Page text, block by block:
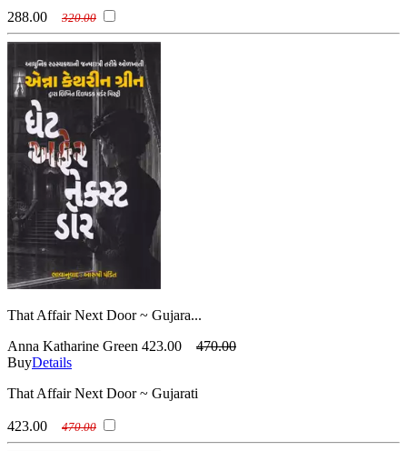
288.00 320.00
That Affair Next Door ~ Gujara...
Anna Katharine Green 423.00
470.00
BuyDetails
That Affair Next Door ~ Gujarati
423.00 470.00